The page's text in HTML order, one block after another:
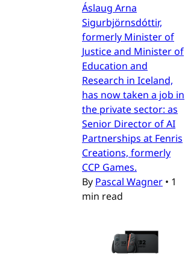
Áslaug Arna
Sigurbjörnsdóttir,
formerly Minister of
Justice and Minister of
Education and
Research in Iceland,
has now taken a job in
the private sector: as
Senior Director of AI
Partnerships at Fenris
Creations, formerly
CCP Games.
By Pascal Wagner • 1
min read